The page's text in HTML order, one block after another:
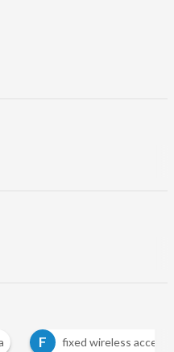
F fixed wireless access